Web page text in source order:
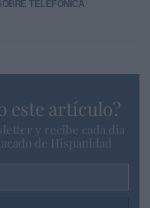
TELEFÓNICA
este artículo?
y recibe cada dia
de Hispanidad